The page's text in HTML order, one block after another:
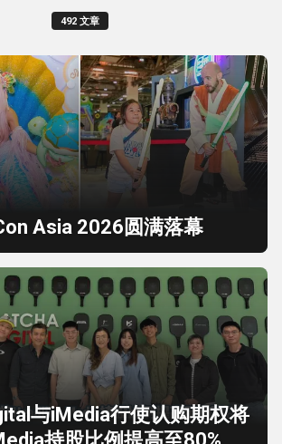
492 文章
Asia 2026圆满落幕
与iMedia行使认购期权将